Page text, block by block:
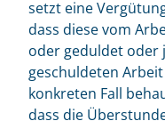
setzt eine
dass diese vom
oder geduldet oder
geschuldeten
konkreten Fall
dass die